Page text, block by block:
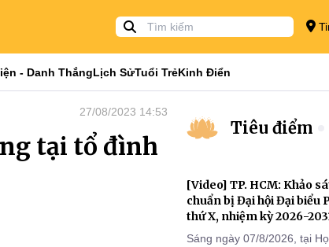
- Danh ThắngLịch SửTuổi TrẻKinh Điển
27/08/2023 14:53
tại tổ đình
Tiêu điểm
[Video] TP. HCM: Khảo
chuẩn bị Đại hội Đại biểu
thứ X, nhiệm kỳ 2026-
Sáng ngày 07/8/2026, tại